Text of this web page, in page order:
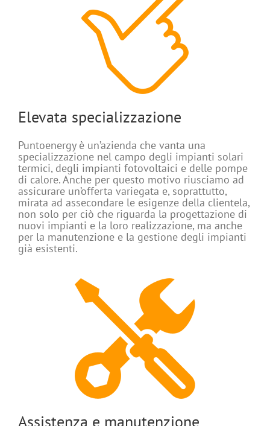
Elevata specializzazione
Puntoenergy è un’azienda che vanta una
specializzazione nel campo degli impianti solari
termici, degli impianti fotovoltaici e delle pompe
di calore. Anche per questo motivo riusciamo ad
assicurare un’offerta variegata e, soprattutto,
mirata ad assecondare le esigenze della clientela,
non solo per ciò che riguarda la progettazione di
nuovi impianti e la loro realizzazione, ma anche
per la manutenzione e la gestione degli impianti
già esistenti.
Assistenza e manutenzione